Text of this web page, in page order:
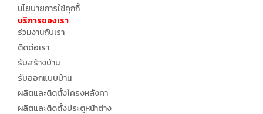
นโยบายการใช้คุกกี้
บริการของเรา
ร่วมงานกับเรา
ติดต่อเรา
รับสร้างบ้าน
รับออกแบบบ้าน
ผลิตและติดตั้งโครงหลังคา
ผลิตและติดตั้งประตูหน้าต่าง